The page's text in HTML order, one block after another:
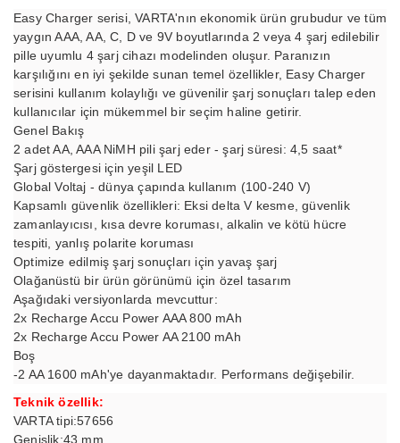
Easy Charger serisi, VARTA'nın ekonomik ürün grubudur ve tüm
yaygın AAA, AA, C, D ve 9V boyutlarında 2 veya 4 şarj edilebilir
pille uyumlu 4 şarj cihazı modelinden oluşur. Paranızın
karşılığını en iyi şekilde sunan temel özellikler, Easy Charger
serisini kullanım kolaylığı ve güvenilir şarj sonuçları talep eden
kullanıcılar için mükemmel bir seçim haline getirir.
Genel Bakış
2 adet AA, AAA NiMH pili şarj eder - şarj süresi: 4,5 saat*
Şarj göstergesi için yeşil LED
Global Voltaj - dünya çapında kullanım (100-240 V)
Kapsamlı güvenlik özellikleri: Eksi delta V kesme, güvenlik
zamanlayıcısı, kısa devre koruması, alkalin ve kötü hücre
tespiti, yanlış polarite koruması
Optimize edilmiş şarj sonuçları için yavaş şarj
Olağanüstü bir ürün görünümü için özel tasarım
Aşağıdaki versiyonlarda mevcuttur:
2x Recharge Accu Power AAA 800 mAh
2x Recharge Accu Power AA 2100 mAh
Boş
-2 AA 1600 mAh'ye dayanmaktadır. Performans değişebilir.
Teknik özellik:
VARTA tipi:57656
Genişlik:43 mm